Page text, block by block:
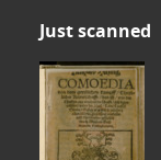
Just scanned